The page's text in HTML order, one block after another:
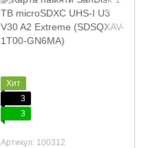
Хит
3
3
Артикул: 100312